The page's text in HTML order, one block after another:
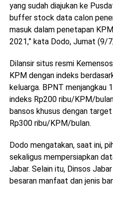
yang sudah diajukan ke
buffer stock data calon
masuk dalam penetapan
2021,” kata Dodo, Jumat (9/
Dilansir situs resmi
KPM dengan indeks
keluarga. BPNT menjangkau
indeks Rp200 ribu/KPM/
bansos khusus dengan
Rp300 ribu/KPM/bulan.
Dodo mengatakan, saat ini,
sekaligus mempersiapkan
Jabar. Selain itu, Dinsos
besaran manfaat dan jenis